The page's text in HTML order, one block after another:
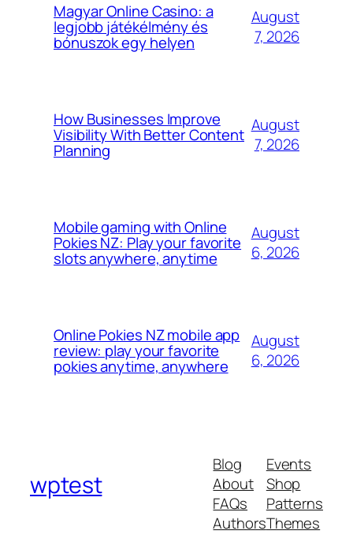
Magyar Online Casino: a
legjobb játékélmény és
bónuszok egy helyen
August
7, 2026
How Businesses Improve
Visibility With Better Content
Planning
August
7, 2026
Mobile gaming with Online
Pokies NZ: Play your favorite
slots anywhere, anytime
August
6, 2026
Online Pokies NZ mobile app
review: play your favorite
pokies anytime, anywhere
August
6, 2026
wptest
Blog
About
FAQs
Authors
Events
Shop
Patterns
Themes